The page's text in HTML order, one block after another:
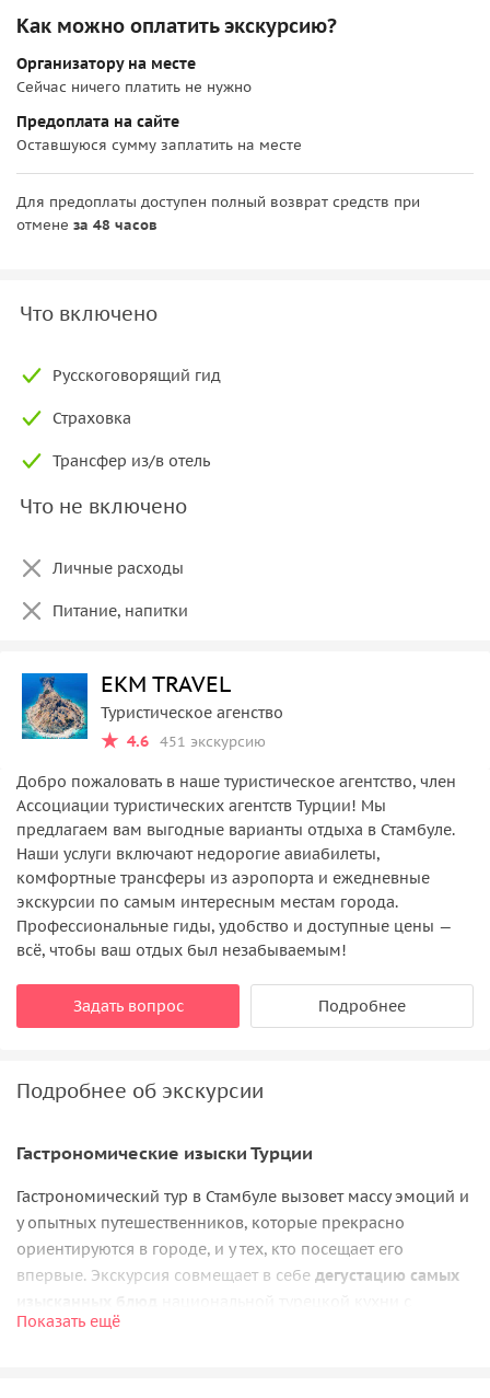
Как можно оплатить экскурсию?
Организатору на месте
Сейчас ничего платить не нужно
Предоплата на сайте
Оставшуюся сумму заплатить на месте
Для предоплаты доступен полный возврат средств при
отмене за 48 часов
Что включено
Русскоговорящий гид
Страховка
Трансфер из/в отель
Что не включено
Личные расходы
Питание, напитки
EKM TRAVEL
Туристическое агенство
4.6 451 экскурсию
Добро пожаловать в наше туристическое агентство, член
Ассоциации туристических агентств Турции! Мы
предлагаем вам выгодные варианты отдыха в Стамбуле.
Наши услуги включают недорогие авиабилеты,
комфортные трансферы из аэропорта и ежедневные
экскурсии по самым интересным местам города.
Профессиональные гиды, удобство и доступные цены —
всё, чтобы ваш отдых был незабываемым!
Задать вопрос Подробнее
Подробнее об экскурсии
Гастрономические изыски Турции
Гастрономический тур в Стамбуле вызовет массу эмоций и
у опытных путешественников, которые прекрасно
ориентируются в городе, и у тех, кто посещает его
впервые. Экскурсия совмещает в себе дегустацию самых
прогулкамипо узким улочкам и просторным площадям
Показать ещё